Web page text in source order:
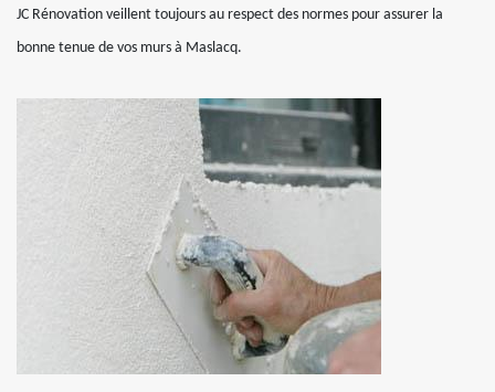
JC Rénovation veillent toujours au respect des normes pour assurer la
bonne tenue de vos murs à Maslacq.